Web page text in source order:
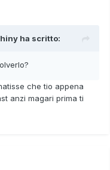
ha scritto:
che tio appena
anzi magari prima ti